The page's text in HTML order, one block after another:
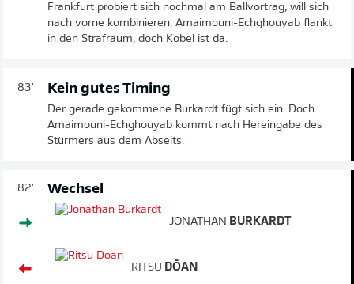
Frankfurt probiert sich nochmal am Ballvortrag, will sich
nach vorne kombinieren. Amaimouni-Echghouyab flankt
in den Strafraum, doch Kobel ist da.
83' Kein gutes Timing
Der gerade gekommene Burkardt fügt sich ein. Doch
Amaimouni-Echghouyab kommt nach Hereingabe des
Stürmers aus dem Abseits.
82' Wechsel
JONATHAN BURKARDT
RITSU DŌAN